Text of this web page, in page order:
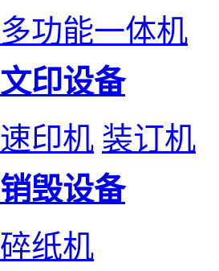
多功能一体机
文印设备
速印机 装订机
销毁设备
碎纸机